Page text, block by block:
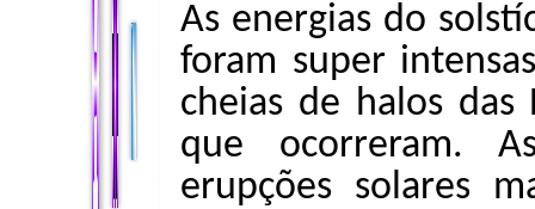
As energias do
foram super
cheias de halos das
que ocorreram.
erupções solares